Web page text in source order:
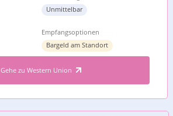
Unmittelbar
Empfangsoptionen
Bargeld am Standort
Gehe zu Western Union